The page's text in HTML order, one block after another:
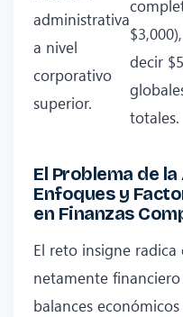
administrativa
a nivel
corporativo
superior.
decir
totales.
El Problema de
Enfoques y
en Finanzas
El reto insigne
netamente
balances